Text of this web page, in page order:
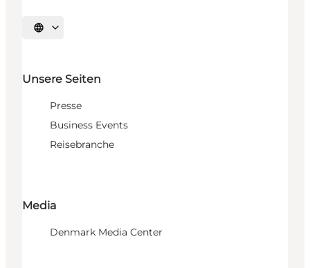
Sprache auswählen
Unsere Seiten
Presse
Business Events
Reisebranche
Media
Denmark Media Center